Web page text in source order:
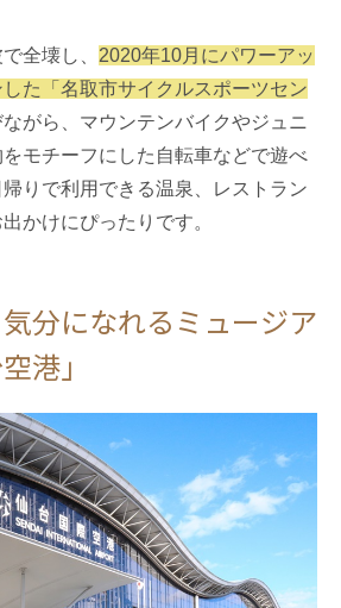
全壊し、 2020年10月にパワーアッ
た「名取市サイクルスポーツセン
がら、マウンテンバイクやジュニ
モチーフにした自転車などで遊べ
りで利用できる温泉、レストラン
かけにぴったりです。
分になれるミュージア
港」